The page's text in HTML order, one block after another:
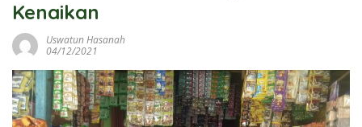
Kenaikan
Uswatun Hasanah
04/12/2021